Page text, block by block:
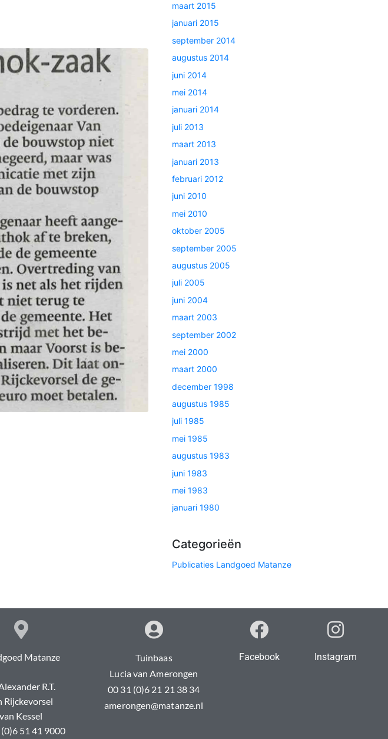
maart 2015
januari 2015
september 2014
augustus 2014
juni 2014
mei 2014
januari 2014
juli 2013
maart 2013
januari 2013
februari 2012
juni 2010
mei 2010
oktober 2005
september 2005
augustus 2005
juli 2005
juni 2004
maart 2003
september 2002
mei 2000
maart 2000
december 1998
augustus 1985
juli 1985
mei 1985
augustus 1983
juni 1983
mei 1983
januari 1980
Categorieën
Publicaties Landgoed Matanze
Matanze
R.T.
Rijckevorsel
van Kessel
51 41 9000
Tuinbaas
Lucia van Amerongen
00 31 (0)6 21 21 38 34
amerongen@matanze.nl
Facebook Instagram